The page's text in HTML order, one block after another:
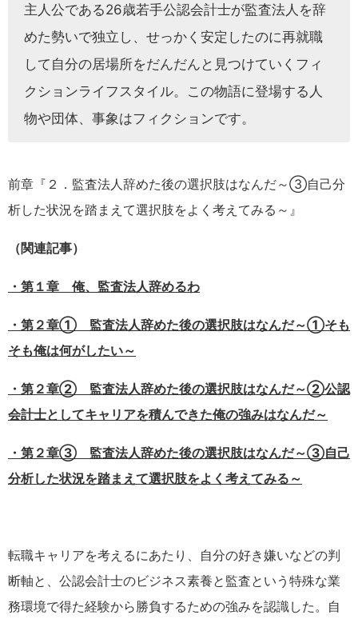
主人公である26歳若手公認会計士が監査法人を辞
めた勢いで独立し、せっかく安定したのに再就職
して自分の居場所をだんだんと見つけていくフィ
クションライフスタイル。この物語に登場する人
物や団体、事象はフィクションです。
前章『２．監査法人辞めた後の選択肢はなんだ～③自己分
析した状況を踏まえて選択肢をよく考えてみる～』
（関連記事）
・第１章 俺、監査法人辞めるわ
・第２章① 監査法人辞めた後の選択肢はなんだ～①そも
そも俺は何がしたい～
・第２章② 監査法人辞めた後の選択肢はなんだ～②公認
会計士としてキャリアを積んできた俺の強みはなんだ～
・第２章③ 監査法人辞めた後の選択肢はなんだ～③自己
分析した状況を踏まえて選択肢をよく考えてみる～
転職キャリアを考えるにあたり、自分の好き嫌いなどの判
断軸と、公認会計士のビジネス素養と監査という特殊な業
務環境で得た経験から勝負するための強みを認識した。自